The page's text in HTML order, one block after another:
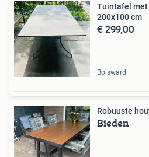
Tuintafel met
200x100 cm
€ 299,00
Bolsward
Robuuste
Bieden